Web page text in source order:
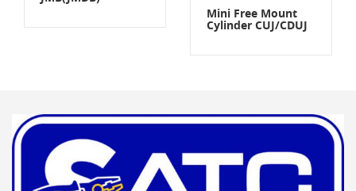
Mini Free Mount
Cylinder CUJ/CDUJ